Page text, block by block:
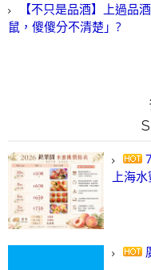
【不只是品酒】上過品
鼠，傻傻分不清楚」?
上海水